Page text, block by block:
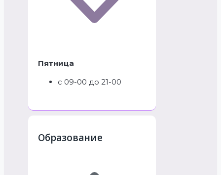
Пятница
с 09-00 до 21-00
Образование